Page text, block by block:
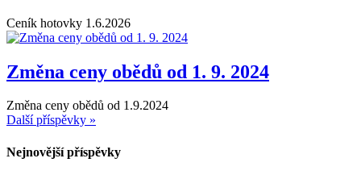
Ceník hotovky 1.6.2026
Změna ceny obědů od 1. 9. 2024
Změna ceny obědů od 1.9.2024
Další příspěvky »
Nejnovější příspěvky